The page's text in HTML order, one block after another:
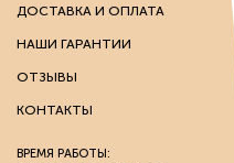
ДОСТАВКА И ОПЛАТА
НАШИ ГАРАНТИИ
ОТЗЫВЫ
КОНТАКТЫ
ВРЕМЯ РАБОТЫ: